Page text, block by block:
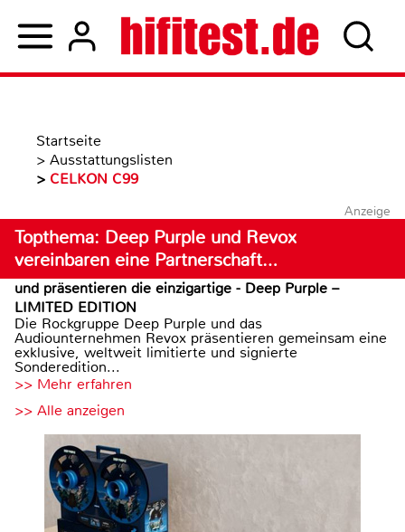
Startseite
> Ausstattungslisten
> CELKON C99
Anzeige
Topthema: Deep Purple und Revox
vereinbaren eine Partnerschaft…
und präsentieren die einzigartige - Deep Purple –
LIMITED EDITION
Die Rockgruppe Deep Purple und das
Audiounternehmen Revox präsentieren gemeinsam eine
exklusive, weltweit limitierte und signierte
Sonderedition...
>> Mehr erfahren
>> Alle anzeigen